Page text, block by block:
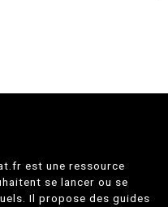
est une ressource
se lancer ou se
Il propose des guides